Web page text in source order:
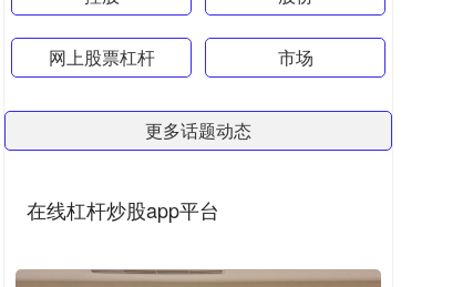
网上股票杠杆 市场
更多话题动态
在线杠杆炒股app平台